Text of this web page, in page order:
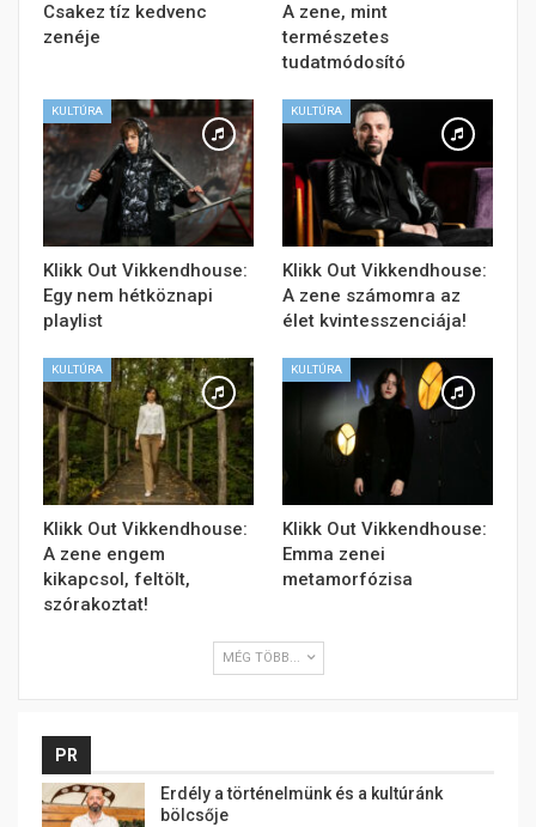
Csakez tíz kedvenc
zenéje
A zene, mint
természetes
tudatmódosító
KULTÚRA
Klikk Out Vikkendhouse:
Egy nem hétköznapi
playlist
KULTÚRA
Klikk Out Vikkendhouse:
A zene számomra az
élet kvintesszenciája!
KULTÚRA
Klikk Out Vikkendhouse:
A zene engem
kikapcsol, feltölt,
szórakoztat!
KULTÚRA
Klikk Out Vikkendhouse:
Emma zenei
metamorfózisa
MÉG TÖBB...
PR
Erdély a történelmünk és a kultúránk
bölcsője